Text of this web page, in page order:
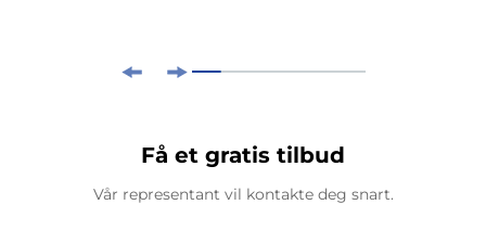
Få et gratis tilbud
Vår representant vil kontakte deg snart.